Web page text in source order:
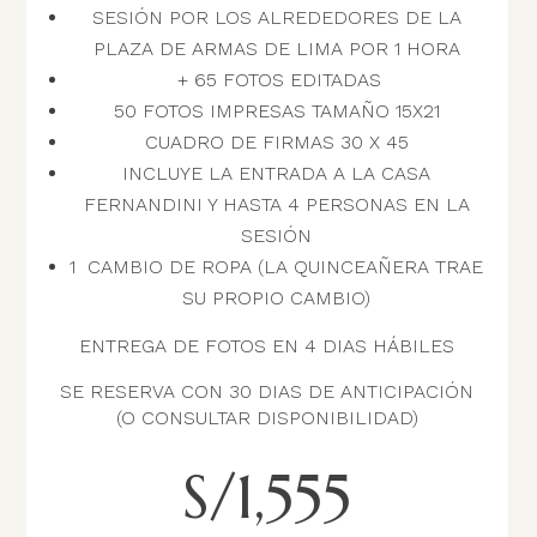
SESIÓN POR LOS ALREDEDORES DE LA
PLAZA DE ARMAS DE LIMA POR 1 HORA
+ 65 FOTOS EDITADAS
50 FOTOS IMPRESAS TAMAÑO 15X21
CUADRO DE FIRMAS 30 X 45
INCLUYE LA ENTRADA A LA CASA
FERNANDINI Y HASTA 4 PERSONAS EN LA
SESIÓN
1 CAMBIO DE ROPA (LA QUINCEAÑERA TRAE
SU PROPIO CAMBIO)
ENTREGA DE FOTOS EN 4 DIAS HÁBILES
SE RESERVA CON 30 DIAS DE ANTICIPACIÓN
(O CONSULTAR DISPONIBILIDAD)
S/1,555